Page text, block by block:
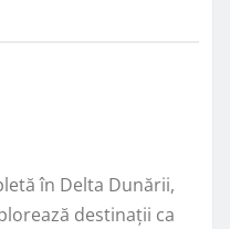
în Delta Dunării,
destinații ca